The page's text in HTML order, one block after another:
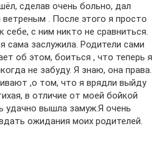
сделав очень больно, дал
. После этого я просто
себе, с ним никто не сравниться.
сама заслужила. Родители сами
об этом, боиться , что теперь я
не забуду. Я знаю, она права.
,о том, что я врядли выйду
в отличие от моей бойкой
удачно вышла замуж.Я очень
ожидания моих родителей.